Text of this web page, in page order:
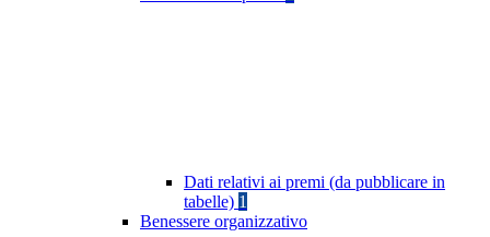
Dati relativi ai premi (da pubblicare in
tabelle) 1
Benessere organizzativo